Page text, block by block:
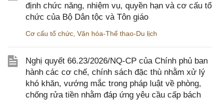
định chức năng, nhiệm vụ, quyền hạn và cơ cấu tổ
chức của Bộ Dân tộc và Tôn giáo
Cơ cấu tổ chức Văn hóa-Thể thao-Du lịch
Nghị quyết 66.23/2026/NQ-CP của Chính phủ ban
hành các cơ chế, chính sách đặc thù nhằm xử lý
khó khăn, vướng mắc trong pháp luật về phòng,
chống rửa tiền nhằm đáp ứng yêu cầu cấp bách